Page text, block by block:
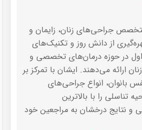
جراحی‌های زنان، زایمان و
بهره‌گیری از دانش روز و تکنیک‌های
اول در حوزه درمان‌های تخصصی و
ارائه می‌دهند. ایشان با تمرکز بر
بانوان، انواع جراحی‌های
تناسلی را با بالاترین
و نتایج درخشان به مراجعین خود